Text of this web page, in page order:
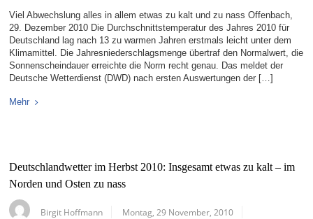
Viel Abwechslung alles in allem etwas zu kalt und zu nass Offenbach,
29. Dezember 2010 Die Durchschnittstemperatur des Jahres 2010 für
Deutschland lag nach 13 zu warmen Jahren erstmals leicht unter dem
Klimamittel. Die Jahresniederschlagsmenge übertraf den Normalwert, die
Sonnenscheindauer erreichte die Norm recht genau. Das meldet der
Deutsche Wetterdienst (DWD) nach ersten Auswertungen der […]
Mehr
Deutschlandwetter im Herbst 2010: Insgesamt etwas zu kalt – im
Norden und Osten zu nass
Birgit Hoffmann Montag, 29 November, 2010